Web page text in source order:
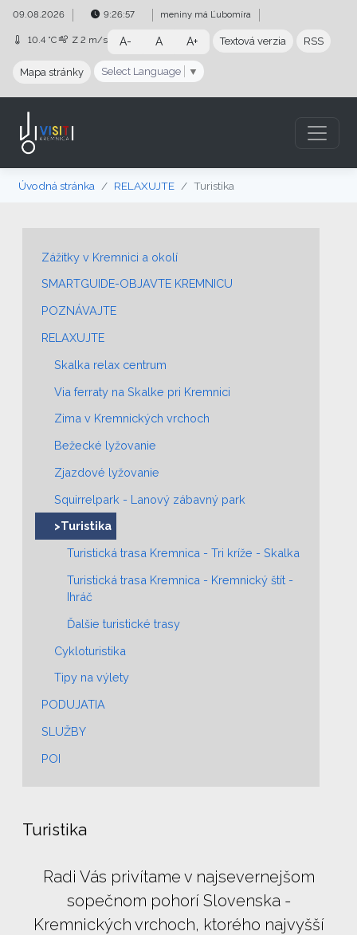
Preskočiť na obsah
Preskočiť na hlavné menu
09.08.2026 9:26:57 meniny má Ľubomíra
10.4 °C Z 2 m/s A- A A+ Textová verzia RSS
Mapa stránky Select Language ▼
Úvodná stránka RELAXUJTE Turistika
Zážitky v Kremnici a okolí
SMARTGUIDE-OBJAVTE KREMNICU
POZNÁVAJTE
RELAXUJTE
Skalka relax centrum
Via ferraty na Skalke pri Kremnici
Zima v Kremnických vrchoch
Bežecké lyžovanie
Zjazdové lyžovanie
Squirrelpark - Lanový zábavný park
>Turistika
Turistická trasa Kremnica - Tri kríže - Skalka
Turistická trasa Kremnica - Kremnický štít -
Ihráč
Ďalšie turistické trasy
Cykloturistika
Tipy na výlety
PODUJATIA
SLUŽBY
POI
Turistika
Radi Vás privítame v najsevernejšom
sopečnom pohorí Slovenska -
Kremnických vrchoch, ktorého najvyšší